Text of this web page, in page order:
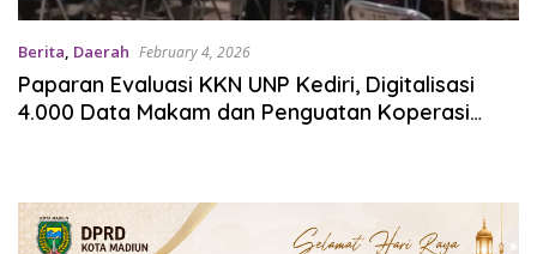
Berita, Daerah February 4, 2026
Paparan Evaluasi KKN UNP Kediri, Digitalisasi
4.000 Data Makam dan Penguatan Koperasi